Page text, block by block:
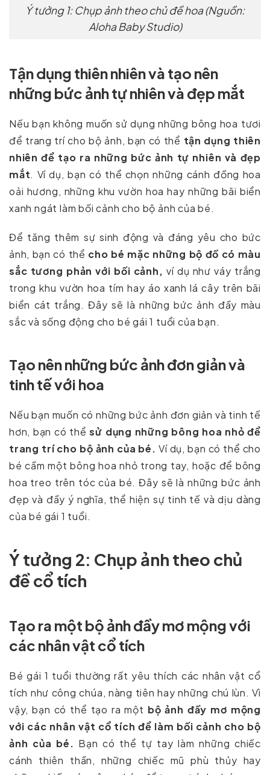
Ý tưởng 1: Chụp ảnh theo chủ đề hoa (Nguồn:
Aloha Baby Studio)
Tận dụng thiên nhiên và tạo nên
những bức ảnh tự nhiên và đẹp mắt
Nếu bạn không muốn sử dụng những bông hoa tươi
để trang trí cho bộ ảnh, bạn có thể tận dụng thiên
nhiên để tạo ra những bức ảnh tự nhiên và đẹp
mắt. Ví dụ, bạn có thể chọn những cánh đồng hoa
oải hương, những khu vườn hoa hay những bãi biển
xanh ngát làm bối cảnh cho bộ ảnh của bé.
Để tăng thêm sự sinh động và đáng yêu cho bức
ảnh, bạn có thể cho bé mặc những bộ đồ có màu
sắc tương phản với bối cảnh, ví dụ như váy trắng
trong khu vườn hoa tím hay áo xanh lá cây trên bãi
biển cát trắng. Đây sẽ là những bức ảnh đầy màu
sắc và sống động cho bé gái 1 tuổi của bạn.
Tạo nên những bức ảnh đơn giản và
tinh tế với hoa
Nếu bạn muốn có những bức ảnh đơn giản và tinh tế
hơn, bạn có thểsử dụng những bông hoa nhỏ để
trang trí cho bộ ảnh của bé. Ví dụ, bạn có thể cho
bé cầm một bông hoa nhỏ trong tay, hoặc để bông
hoa treo trên tóc của bé. Đây sẽ là những bức ảnh
đẹp và đầy ý nghĩa, thể hiện sự tinh tế và dịu dàng
của bé gái 1 tuổi.
Ý tưởng 2: Chụp ảnh theo chủ
đề cổ tích
Tạo ra một bộ ảnh đầy mơ mộng với
các nhân vật cổ tích
Bé gái 1 tuổi thường rất yêu thích các nhân vật cổ
tích như công chúa, nàng tiên hay những chú lùn. Vì
vậy, bạn có thể tạo ra một bộ ảnh đầy mơ mộng
với các nhân vật cổ tích để làm bối cảnh cho bộ
ảnh của bé. Bạn có thể tự tay làm những chiếc
cánh thiên thần, những chiếc mũ phù thủy hay